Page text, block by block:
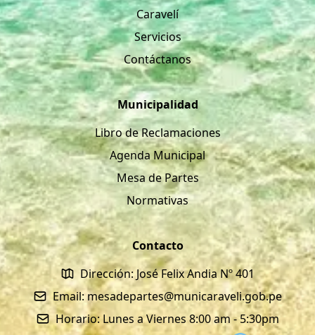
Caravelí
Servicios
Contáctanos
Municipalidad
Libro de Reclamaciones
Agenda Municipal
Mesa de Partes
Normativas
Contacto
Dirección: José Felix Andia Nº 401
Email: mesadepartes@municaraveli.gob.pe
Horario: Lunes a Viernes 8:00 am - 5:30pm